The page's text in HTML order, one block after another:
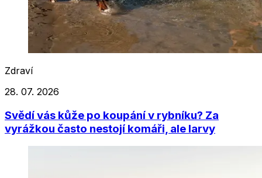
Zdraví
28. 07. 2026
Svědí vás kůže po koupání v rybníku? Za
vyrážkou často nestojí komáři, ale larvy